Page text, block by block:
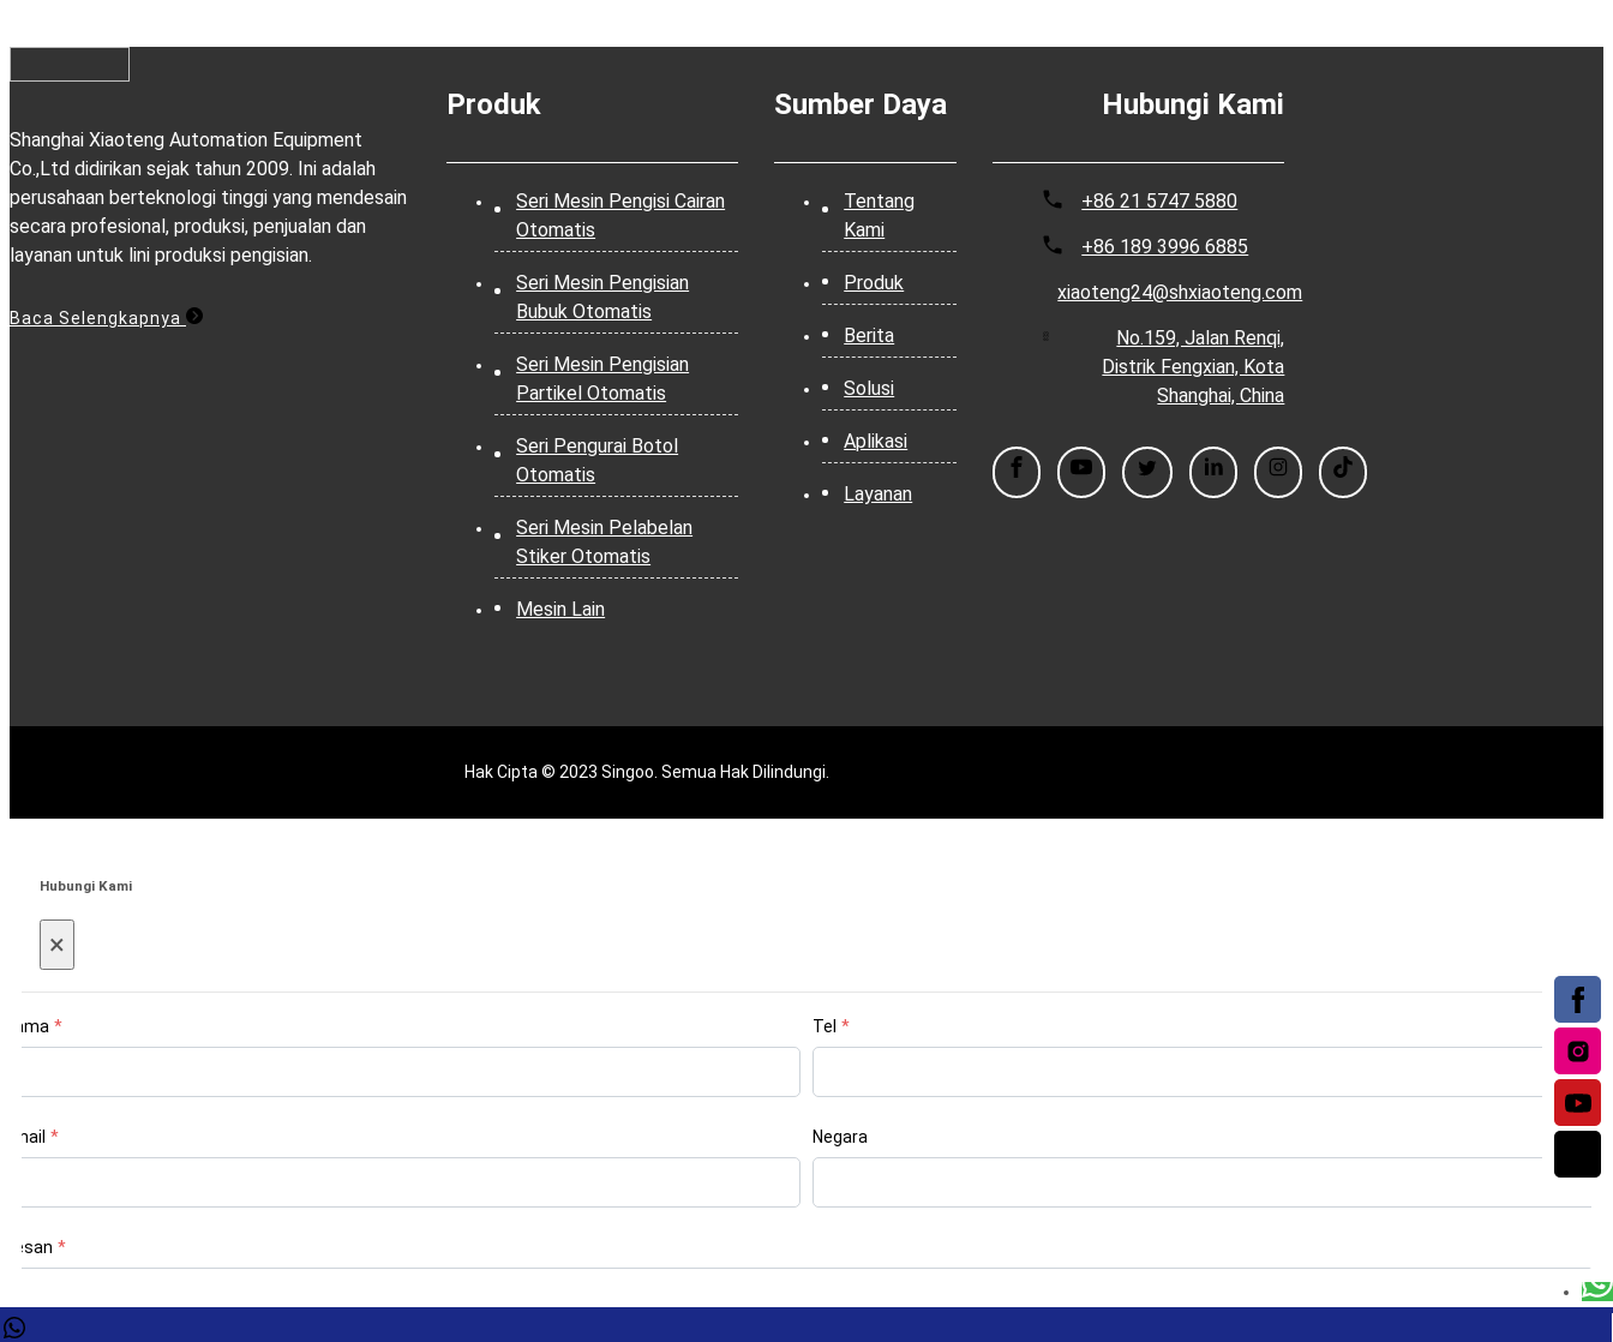
Shanghai Xiaoteng Automation Equipment
Co.,Ltd didirikan sejak tahun 2009. Ini adalah
perusahaan berteknologi tinggi yang mendesain
secara profesional, produksi, penjualan dan
layanan untuk lini produksi pengisian.
Baca Selengkapnya
Produk
Seri Mesin Pengisi Cairan
Otomatis
Seri Mesin Pengisian
Bubuk Otomatis
Seri Mesin Pengisian
Partikel Otomatis
Seri Pengurai Botol
Otomatis
Seri Mesin Pelabelan
Stiker Otomatis
Mesin Lain
Sumber Daya
Tentang
Kami
Produk
Berita
Solusi
Aplikasi
Layanan
Hubungi Kami
+86 21 5747 5880
+86 189 3996 6885
xiaoteng24@shxiaoteng.com
No.159, Jalan Renqi,
Distrik Fengxian, Kota
Shanghai, China
Hak Cipta © 2023 Singoo. Semua Hak Dilindungi.
Hubungi Kami
×
Nama * Tel *
Email * Negara
Pesan *